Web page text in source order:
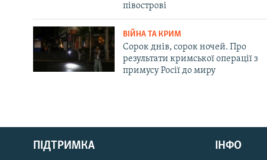
Русский
Qırımtatar
півострові
ВІЙНА ТА КРИМ
Сорок днів, сорок ночей. Про
результати кримської операції з
примусу Росії до миру
ПІДТРИМКА ІНФО